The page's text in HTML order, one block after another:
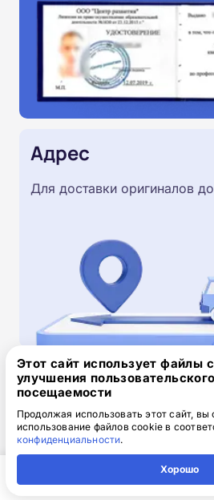
Адрес
Для доставки оригиналов
Скачайте заявку
.doc, 32.52 Кб
Скачайте шаблон, заполните и
Обязательно укажите
Этот сайт использует файлы
улучшения
посещаемости
Продолжая использовать этот сайт, вы
использование файлов cookie в
конфиденциальности.
Хорошо